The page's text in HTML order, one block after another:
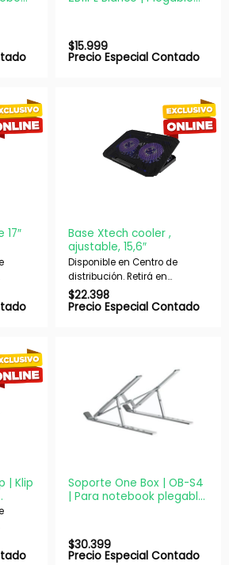
$15.999
Precio Especial Contado
hs
Base Xtech cooler ,
ajustable, 15,6″
Disponible en Centro de
distribución. Retirá en
nuestras sucursales en 48 hs
hábiles. Si es con envío,
$22.398
Precio Especial Contado
| Klip
hs
Soporte One Box | OB-S4
| Para notebook plegable
$30.399
Precio Especial Contado